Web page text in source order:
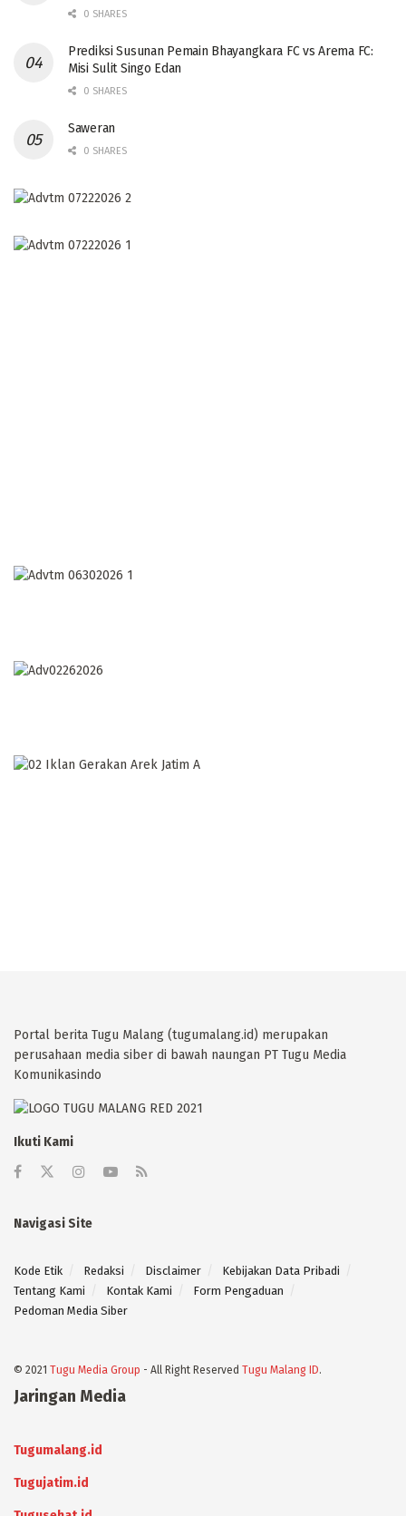
0 SHARES
Prediksi Susunan Pemain Bhayangkara FC vs Arema FC:
Misi Sulit Singo Edan
0 SHARES
Saweran
0 SHARES
Portal berita Tugu Malang (tugumalang.id) merupakan
perusahaan media siber di bawah naungan PT Tugu Media
Komunikasindo
Ikuti Kami
Navigasi Site
Kode Etik Redaksi Disclaimer
Kebijakan Data Pribadi
Tentang Kami
Kontak Kami
Form Pengaduan
Pedoman Media Siber
© 2021 Tugu Media Group - All Right Reserved Tugu Malang ID.
Jaringan Media
Tugumalang.id
Tugujatim.id